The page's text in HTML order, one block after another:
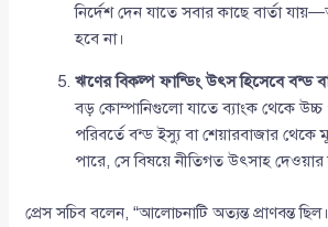
নির্দেশ দেন যাতে সবার কাছে বার্তা
হবে না।
ঋণের বিকল্প ফান্ডিং উৎস হিসেবে বন্ড
বড় কোম্পানিগুলো যাতে ব্যাংক থেকে
পরিবর্তে বন্ড ইস্যু বা শেয়ারবাজার
পারে, সে বিষয়ে নীতিগত উৎসাহ
প্রেস সচিব বলেন, “আলোচনাটি অত্যন্ত প্রাণবন্ত